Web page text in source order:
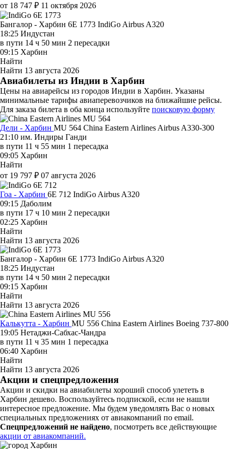
от 18 747 ₽ 11 октября 2026
Бангалор - Харбин 6E 1773 IndiGo Airbus A320
18:25 Индустан
в пути 14 ч 50 мин 2 пересадки
09:15 Харбин
Найти
Найти 13 августа 2026
Авиабилеты из Индии в Харбин
Цены на авиарейсы из городов Индии в Харбин. Указаны
минимальные тарифы авиаперевозчиков на ближайшие рейсы.
Для заказа билета в оба конца используйте поисковую форму
Дели - Харбин MU 564 China Eastern Airlines Airbus A330-300
21:10 им. Индиры Ганди
в пути 11 ч 55 мин 1 пересадка
09:05 Харбин
Найти
от 19 797 ₽ 07 августа 2026
Гоа - Харбин 6E 712 IndiGo Airbus A320
09:15 Даболим
в пути 17 ч 10 мин 2 пересадки
02:25 Харбин
Найти
Найти 13 августа 2026
Бангалор - Харбин 6E 1773 IndiGo Airbus A320
18:25 Индустан
в пути 14 ч 50 мин 2 пересадки
09:15 Харбин
Найти
Найти 13 августа 2026
Калькутта - Харбин MU 556 China Eastern Airlines Boeing 737-800
19:05 Нетаджи-Сабхас-Чандра
в пути 11 ч 35 мин 1 пересадка
06:40 Харбин
Найти
Найти 13 августа 2026
Акции и спецпредложения
Акции и скидки на авиабилеты хороший способ улететь в
Харбин дешево. Воспользуйтесь подпиской, если не нашли
интересное предложение. Мы будем уведомлять Вас о новых
специальных предложениях от авиакомпаний по email.
Спецпредложений не найдено, посмотреть все действующие
акции от авиакомпаний.